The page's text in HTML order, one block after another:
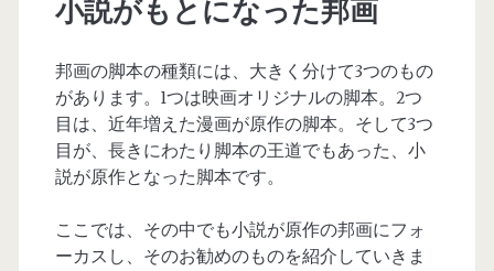
小説がもとになった邦画
邦画の脚本の種類には、大きく分けて3つのもの
があります。1つは映画オリジナルの脚本。2つ
目は、近年増えた漫画が原作の脚本。そして3つ
目が、長きにわたり脚本の王道でもあった、小
説が原作となった脚本です。
ここでは、その中でも小説が原作の邦画にフォ
ーカスし、そのお勧めのものを紹介していきま